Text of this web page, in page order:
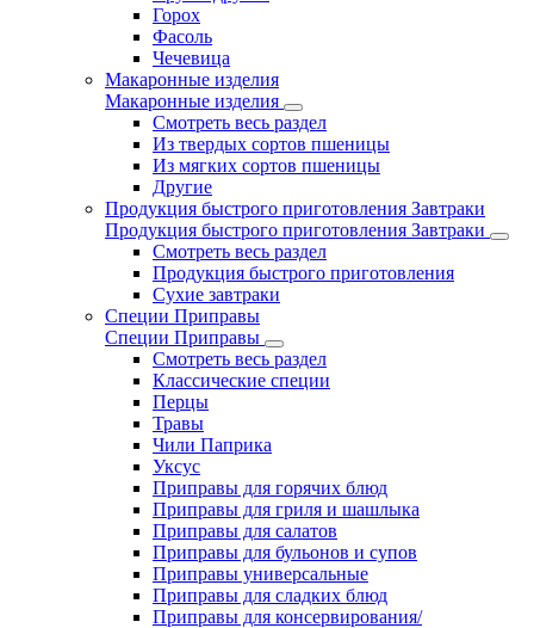
Горох
Фасоль
Чечевица
Макаронные изделия
Макаронные изделия
Смотреть весь раздел
Из твердых сортов пшеницы
Из мягких сортов пшеницы
Другие
Продукция быстрого приготовления Завтраки
Продукция быстрого приготовления Завтраки
Смотреть весь раздел
Продукция быстрого приготовления
Сухие завтраки
Специи Приправы
Специи Приправы
Смотреть весь раздел
Классические специи
Перцы
Травы
Чили Паприка
Уксус
Приправы для горячих блюд
Приправы для гриля и шашлыка
Приправы для салатов
Приправы для бульонов и супов
Приправы универсальные
Приправы для сладких блюд
Приправы для консервирования/